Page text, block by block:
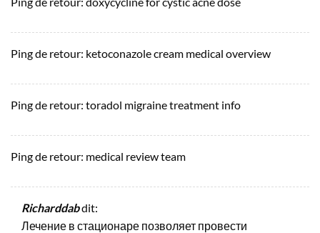
Ping de retour: ketoconazole cream medical overview
Ping de retour: toradol migraine treatment info
Ping de retour: medical review team
Richarddabdit:
Лечение в стационаре позволяет провести